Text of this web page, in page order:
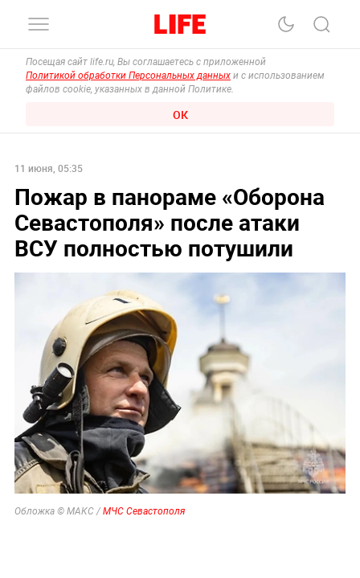
Посещая сайт life.ru, Вы соглашаетесь с приложенной
Политикой обработки Персональных данных и с использованием
файлов cookie, указанных в данной Политике.
ОК
11 июня, 05:35
Пожар в панораме «Оборона
Севастополя» после атаки
ВСУ полностью потушили
Обложка © МАКС / МЧС Севастополя